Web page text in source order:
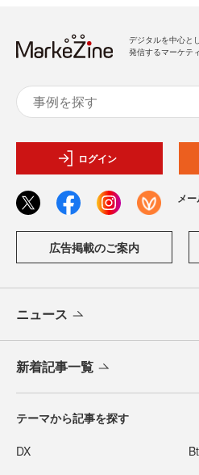
デジタルを中心と
発信するマーケテ
ログイン
メ
広告掲載のご案内
ニュース
新着記事一覧
テーマから記事を探す
DX